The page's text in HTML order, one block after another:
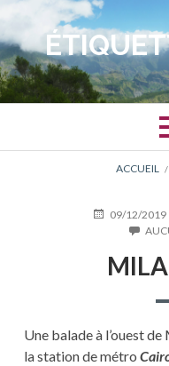
au
contenu
D'ARIANE
ACCUEIL
PUBLIÉ09/12/2019
Une balade à l’ouest
la station de métro